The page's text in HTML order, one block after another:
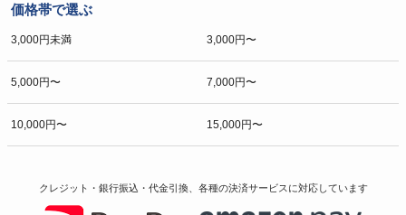
価格帯で選ぶ
3,000円未満 3,000円〜
5,000円〜 7,000円〜
10,000円〜 15,000円〜
クレジット・銀行振込・代金引換、各種の決済サービスに対応しています